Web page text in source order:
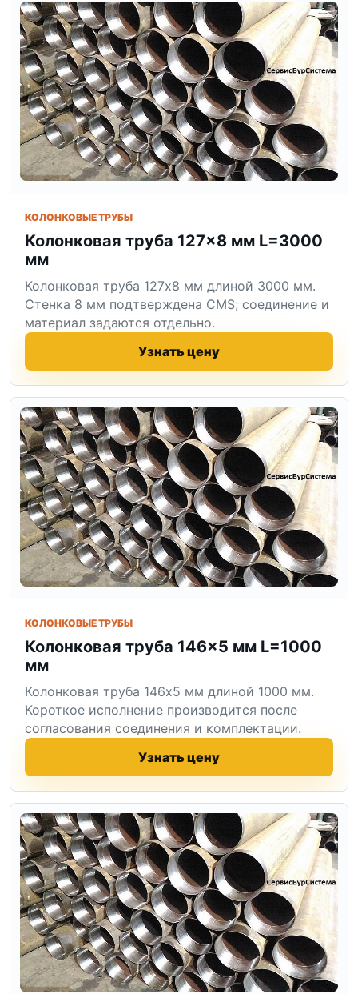
КОЛОНКОВЫЕ ТРУБЫ
Колонковая труба 127×8 мм L=3000
мм
Колонковая труба 127x8 мм длиной 3000 мм.
Стенка 8 мм подтверждена CMS; соединение и
материал задаются отдельно.
Узнать цену
КОЛОНКОВЫЕ ТРУБЫ
Колонковая труба 146×5 мм L=1000
мм
Колонковая труба 146x5 мм длиной 1000 мм.
Короткое исполнение производится после
согласования соединения и комплектации.
Узнать цену